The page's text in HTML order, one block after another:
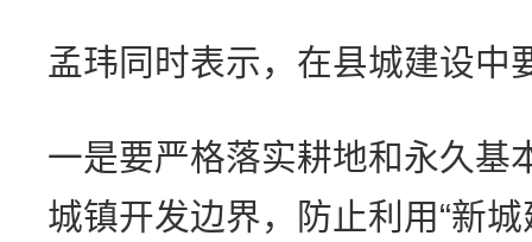
孟玮同时表示，在县城建设中
一是要严格落实耕地和永久基
城镇开发边界，防止利用“新